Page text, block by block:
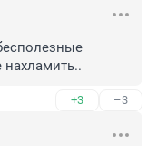
нахламить..
+3 –3